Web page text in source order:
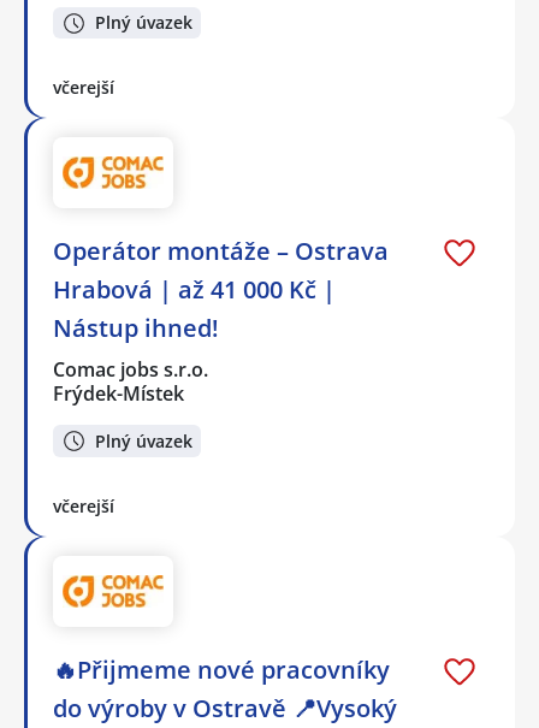
Plný úvazek
včerejší
Operátor montáže – Ostrava
Hrabová | až 41 000 Kč |
Nástup ihned!
Comac jobs s.r.o.
Frýdek-Místek
Plný úvazek
včerejší
🔥Přijmeme nové pracovníky
do výroby v Ostravě 📍Vysoký